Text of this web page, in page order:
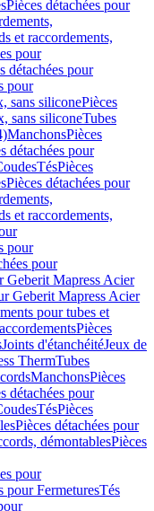
Pièces détachées pour
et raccordements,
pour
détachées pour
pour
sans siliconePièces
sans siliconeTubes
ManchonsPièces
détachées pour
TésPièces
Pièces détachées pour
et raccordements,
pour
pour
Geberit Mapress Acier
Geberit Mapress Acier
pour tubes et
Pièces
Joints d'étanchéitéJeux de
ThermTubes
ManchonsPièces
détachées pour
TésPièces
Pièces détachées pour
démontablesPièces
pour
pour FermeturesTés